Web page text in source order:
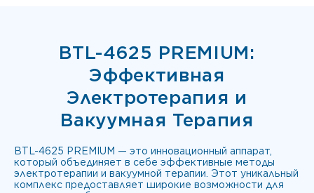
BTL-4625 PREMIUM:
Эффективная
Электротерапия и
Вакуумная Терапия
BTL-4625 PREMIUM — это инновационный аппарат,
который объединяет в себе эффективные методы
электротерапии и вакуумной терапии. Этот уникальный
комплекс предоставляет широкие возможности для